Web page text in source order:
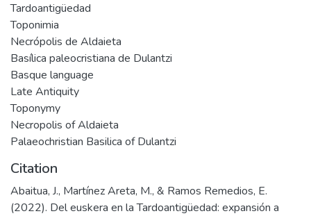
Tardoantigüedad
Toponimia
Necrópolis de Aldaieta
Basílica paleocristiana de Dulantzi
Basque language
Late Antiquity
Toponymy
Necropolis of Aldaieta
Palaeochristian Basilica of Dulantzi
Citation
Abaitua, J., Martínez Areta, M., & Ramos Remedios, E.
(2022). Del euskera en la Tardoantigüedad: expansión a